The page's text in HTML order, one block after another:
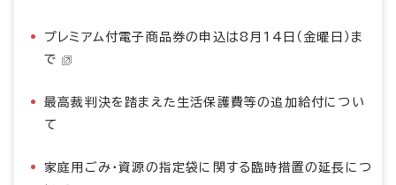
プレミアム付電子商品券の申込は8月14日（金曜日）ま
で
最高裁判決を踏まえた生活保護費等の追加給付につい
て
家庭用ごみ・資源の指定袋に関する臨時措置の延長につ